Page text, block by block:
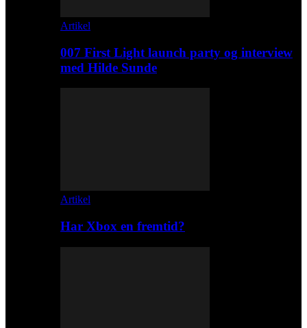
Artikel
007 First Light launch party og interview
med Hilde Sunde
Artikel
Har Xbox en fremtid?